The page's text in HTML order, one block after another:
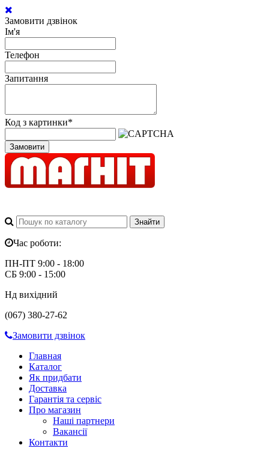
Замовити дзвінок
Ім'я
Телефон
Запитання
Код з картинки*
Замовити
Час роботи:
ПН-ПТ 9:00 - 18:00
СБ 9:00 - 15:00
Нд вихідний
(067) 380-27-62
Замовити дзвінок
Главная
Каталог
Як придбати
Доставка
Гарантія та сервіс
Про магазин
Наші партнери
Вакансії
Контакти